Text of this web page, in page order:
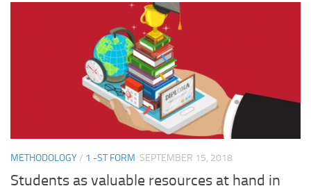
METHODOLOGY/ 1 -ST FORM SEPTEMBER 15, 2018
Students as valuable resources at hand in